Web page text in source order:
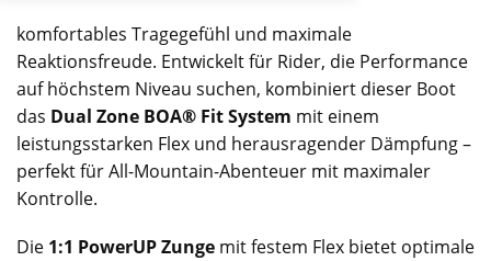
komfortables Tragegefühl und maximale
Reaktionsfreude. Entwickelt für Rider, die Performance
auf höchstem Niveau suchen, kombiniert dieser Boot
das Dual Zone BOA® Fit System mit einem
leistungsstarken Flex und herausragender Dämpfung –
perfekt für All-Mountain-Abenteuer mit maximaler
Kontrolle.
Die 1:1 PowerUP Zunge mit festem Flex bietet optimale